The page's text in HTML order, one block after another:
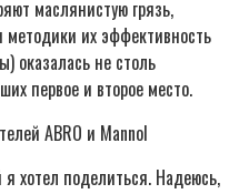
маслянистую грязь,
их эффективность
оказалась не столь
первое и второе место.
ABRO и Mannol
хотел поделиться. Надеюсь,